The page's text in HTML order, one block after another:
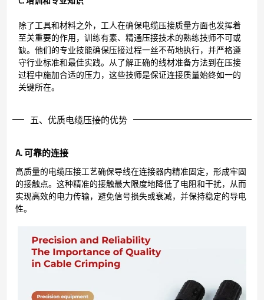
除了工具和材料之外，工人在确保电缆压接质量方面也发挥着
至关重要的作用，训练有素、精通压接技术的熟练技师不可或
缺。他们的专业技能确保压接过程一丝不苟地执行，并严格遵
守行业标准和最佳实践。从了解正确的线材准备方法到在压接
过程中施加合适的压力，这些技师是保证连接质量始终如一的
关键所在。
五、优质电缆压接的优势
A. 可靠的连接
高质量的电缆压接工艺确保导线在连接器内精准固定，形成牢固
的接触点。这种精准的接触最大限度地降低了电阻和干扰，从而
实现高效的电力传输，避免信号损失或衰减，并保持稳定的导电
性。